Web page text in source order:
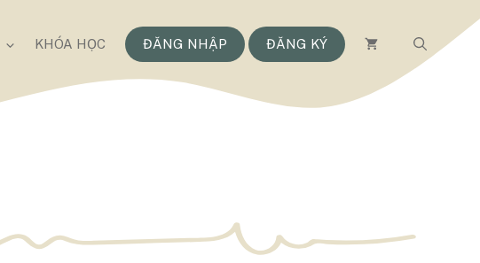
KHÓA HỌC ĐĂNG NHẬP ĐĂNG KÝ